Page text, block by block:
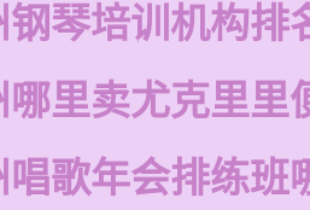
钢琴培训机构排
哪里卖尤克里里
唱歌年会排练班